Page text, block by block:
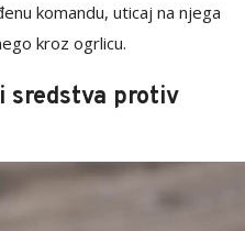
komandu, uticaj na njega
kroz ogrlicu.
sredstva protiv